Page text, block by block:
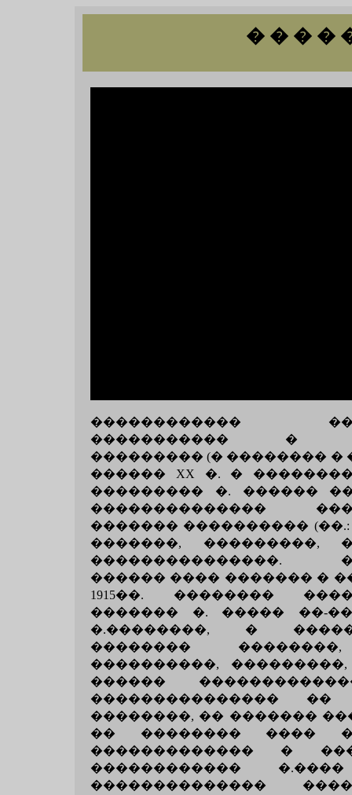
� � � �
������������
����������� �
��������� (� �������� �
������ XX �. �
��������� �. ������
��������������
������� ���������� (��.:
�������, ���������,
���������������.
������ ���� ������� �
1915��. ��������
������� �. ����� ��-
�.��������, �
��������
����������,
������
��������������� ��
��������, �� �������
�� �������� ����
������������� �
������������
��������������